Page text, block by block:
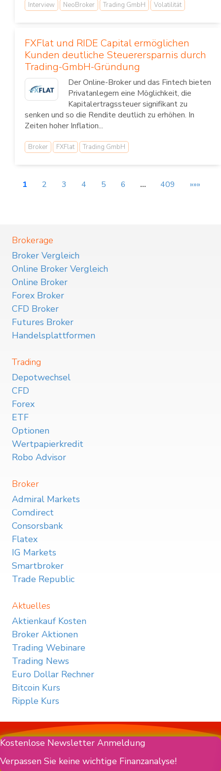
Interview
NeoBroker Trading GmbH Volatilität
FXFlat und RIDE Capital ermöglichen
Kunden deutliche Steuerersparnis durch
Trading-GmbH-Gründung
Der Online-Broker und das Fintech bieten
Privatanlegern eine Möglichkeit, die
Kapitalertragssteuer signifikant zu
senken und so die Rendite deutlich zu erhöhen. In
Zeiten hoher Inflation...
Broker FXFlat Trading GmbH
1 2 3 4 5 6 … 409 »»»
Brokerage
Broker Vergleich
Online Broker Vergleich
Online Broker
Forex Broker
CFD Broker
Futures Broker
Handelsplattformen
Trading
Depotwechsel
CFD
Forex
ETF
Optionen
Wertpapierkredit
Robo Advisor
Broker
Admiral Markets
Comdirect
Consorsbank
Flatex
IG Markets
Smartbroker
Trade Republic
Aktuelles
Aktienkauf Kosten
Broker Aktionen
Trading Webinare
Trading News
Euro Dollar Rechner
Bitcoin Kurs
Ripple Kurs
Kostenlose Newsletter Anmeldung
Verpassen Sie keine wichtige Finanzanalyse!